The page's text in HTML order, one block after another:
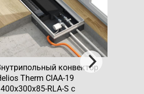
конвектор
Therm CIAA-19
RLA-S с